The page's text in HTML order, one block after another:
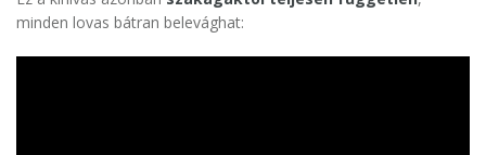
minden lovas bátran belevághat: